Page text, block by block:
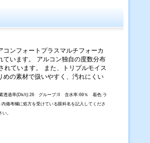
ンフォートプラスマルチフォーカ
います。 アルコン独自の度数分布
れています。 また、トリプルモイス
の素材で扱いやすく、汚れにくい
透過率(Dk/t):26 グループ:II 含水率:69％ 着色:ラ
考欄に処方を受けている眼科名を記入してくださ
。